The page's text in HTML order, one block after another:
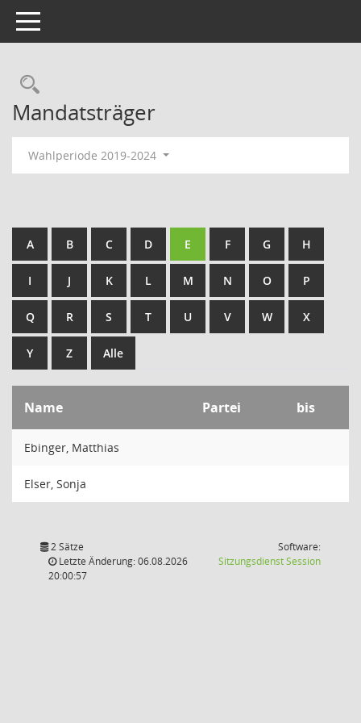
Toggle navigation
Rechercheauswahl
Mandatsträger
Wahlperiode 2019-2024
A B C D E F G H
I J K L M N O P
Q R S T U V W X
Y Z Alle
Name Partei bis
Ebinger, Matthias
Elser, Sonja
2 Sätze
Letzte Änderung: 06.08.2026
20:00:57
Software:
SitzungsdienstSession(Wird in